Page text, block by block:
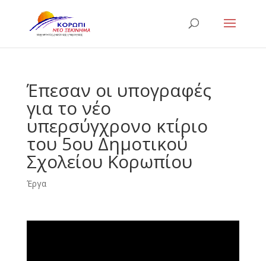
Έπεσαν οι υπογραφές
για το νέο
υπερσύγχρονο κτίριο
του 5ου Δημοτικού
Σχολείου Κορωπίου
Έργα